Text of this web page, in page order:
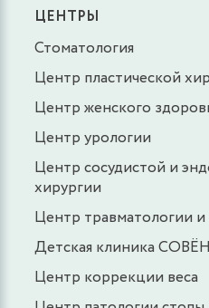
ЦЕНТРЫ
Стоматология
Центр пластической
Центр женского
Центр урологии
Центр сосудистой и
хирургии
Центр травматологии
Детская клиника
Центр коррекции веса